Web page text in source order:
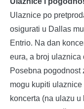
Ulaznice po
osigurati u Dallas
Entrio. Na dan
eura, a broj ulaznica
Posebna pogodnost
mogu kupiti
koncerta (na ulazu